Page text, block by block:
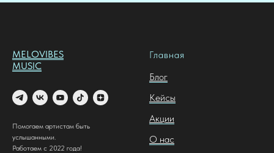
MELOVIBES
MUSIC
Помогаем артистам быть
услышанными.
Работаем с 2022 года!
Главная
Блог
Кейсы
Акции
О нас